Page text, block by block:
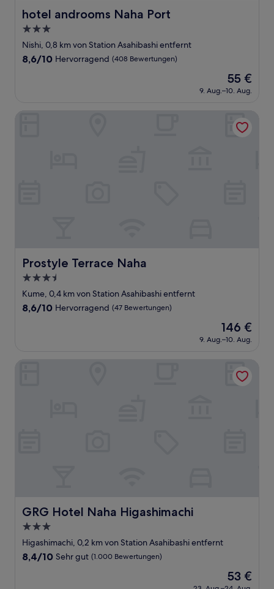
hotel androoms Naha Port
hotel androoms Naha Port
3.0-
Sterne-
Unterkunft
Nishi, 0,8 km von Station Asahibashi entfernt
8.6
Bewertungen)
8,6/10 Hervorragend (408 Bewertungen)
Der
Preis
beträgt
55 €
9. Aug.–10. Aug.
Prostyle Terrace Naha
Prostyle Terrace Naha
3.5-
Sterne-
Unterkunft
Kume, 0,4 km von Station Asahibashi entfernt
8.6
Bewertungen)
8,6/10 Hervorragend (47 Bewertungen)
Der
Preis
beträgt
146 €
9. Aug.–10. Aug.
GRG Hotel Naha Higashimachi
GRG Hotel Naha Higashimachi
3.0-
Sterne-
Unterkunft
Higashimachi, 0,2 km von Station Asahibashi entfernt
8.4
8,4/10 Sehr gut (1.000 Bewertungen)
Der
Preis
53 €